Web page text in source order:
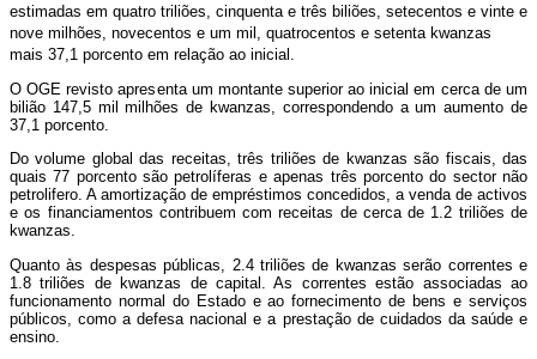
estimadas em quatro triliões, cinquenta e três biliões, setecentos e vinte e
nove milhões, novecentos e um mil, quatrocentos e setenta kwanzas
mais 37,1 porcento em relação ao inicial.
O OGE revisto apresenta um montante superior ao inicial em cerca de um
bilião 147,5 mil milhões de kwanzas, correspondendo a um aumento de
37,1 porcento.
Do volume global das receitas, três triliões de kwanzas são fiscais, das
quais 77 porcento são petrolíferas e apenas três porcento do sector não
petrolifero. A amortização de empréstimos concedidos, a venda de activos
e os financiamentos contribuem com receitas de cerca de 1.2 triliões de
kwanzas.
Quanto às despesas públicas, 2.4 triliões de kwanzas serão correntes e
1.8 triliões de kwanzas de capital. As correntes estão associadas ao
funcionamento normal do Estado e ao fornecimento de bens e serviços
públicos, como a defesa nacional e a prestação de cuidados da saúde e
ensino.